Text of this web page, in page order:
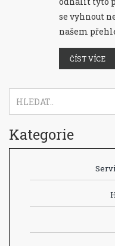
se vyhnout
našem
ČÍST VÍCE
Kategorie